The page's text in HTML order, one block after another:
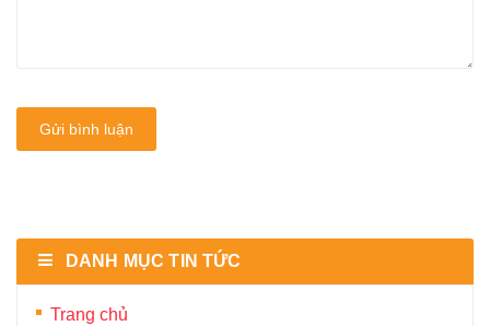
Gửi bình luận
DANH MỤC TIN TỨC
Trang chủ